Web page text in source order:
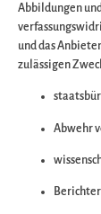
Abbildungen
und das
zulässigen
Abwehr